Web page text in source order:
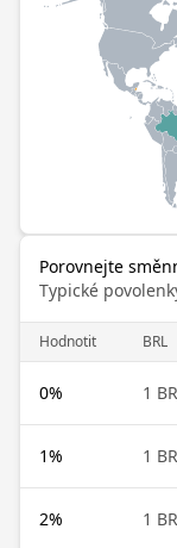
Porovnejte
Typické
Hodnotit BRL
0% 1
1% 1
2% 1